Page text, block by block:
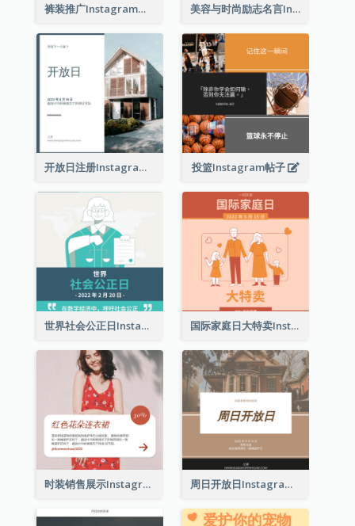
裤装推广Instagram帖子 美容与时尚励志名言Instagram帖子
开放日注册Instagram帖子 投篮Instagram帖子
世界社会公正日Instagram帖子 国际家庭日大特卖Instagram帖子
时装销售展示Instagram帖子 周日开放日Instagram帖子